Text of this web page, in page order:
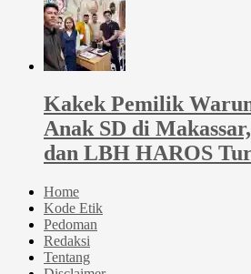
Kakek Pemilik
Anak SD di
dan LBH HAROS
Home
Kode Etik
Pedoman
Redaksi
Tentang